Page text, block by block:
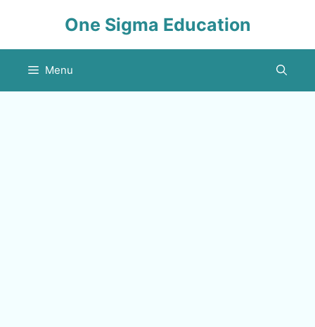
One Sigma Education
Menu